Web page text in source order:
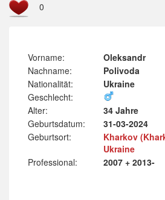
0
Vorname:
Oleksandr
Nachname:
Polivoda
Nationalität:
Ukraine
Geschlecht:
Alter:
34 Jahre
Geburtsdatum:
31-03-2024
Geburtsort:
Kharkov
Ukraine
Professional:
2007 + 2013-